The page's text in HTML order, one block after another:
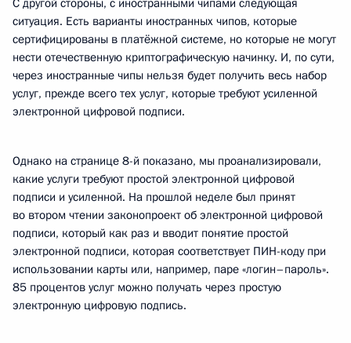
С другой стороны, с иностранными чипами следующая
ситуация. Есть варианты иностранных чипов, которые
сертифицированы в платёжной системе, но которые не могут
нести отечественную криптографическую начинку. И, по сути,
через иностранные чипы нельзя будет получить весь набор
услуг, прежде всего тех услуг, которые требуют усиленной
электронной цифровой подписи.
Однако на странице 8-й показано, мы проанализировали,
какие услуги требуют простой электронной цифровой
подписи и усиленной. На прошлой неделе был принят
во втором чтении законопроект об электронной цифровой
подписи, который как раз и вводит понятие простой
электронной подписи, которая соответствует ПИН-коду при
использовании карты или, например, паре «логин–пароль».
85 процентов услуг можно получать через простую
электронную цифровую подпись.